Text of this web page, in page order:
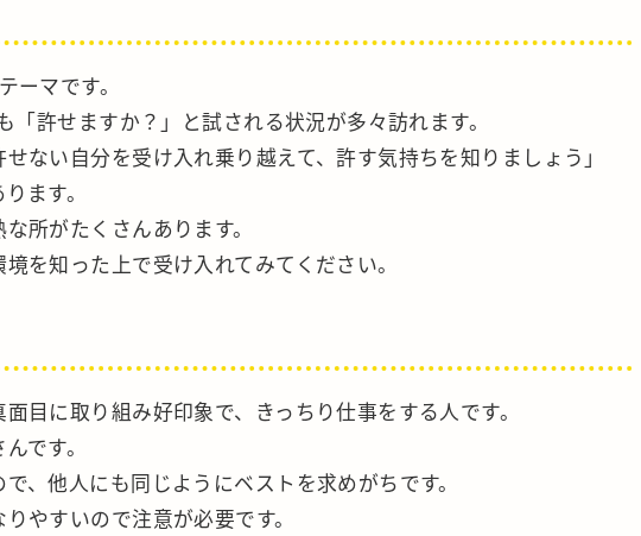
ーマです。
「許せますか？」と試される状況が多々訪れます。
ない自分を受け入れ乗り越えて、許す気持ちを知りましょう」
ます。
所がたくさんあります。
を知った上で受け入れてみてください。
目に取り組み好印象で、きっちり仕事をする人です。
です。
、他人にも同じようにベストを求めがちです。
やすいので注意が必要です。